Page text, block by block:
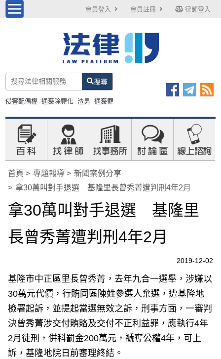
會員登入 會員註冊 律師登入
搜尋
侵害配偶權 通姦除罪化 渣男 通姦罪
首頁 專題報導
新聞案例分享
拿30萬叫對手退選 基隆里長曾秀菁遭判刑4年2月
拿30萬叫對手退選 基隆里
長曾秀菁遭判刑4年2月
2019-12-02
基隆市中正區里長曾秀菁，去年九合一選舉，涉嫌以
30萬元代價，行賄同區陳姓參選人棄選，遭基隆地
檢署起訴，並提起當選無效之訴，刑事方面，一審判
決曾秀菁涉交付賄賂及交付不正利益罪，應執行4年
2月徒刑，併科罰金200萬元，褫奪公權4年，可上
訴，基隆地院日前審理終結。